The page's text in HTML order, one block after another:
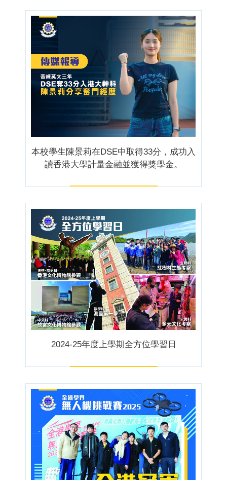
本校學生陳景莉在DSE中取得33分，成功入
讀香港大學計量金融並獲得獎學金。
2024-25年度上學期全方位學習日